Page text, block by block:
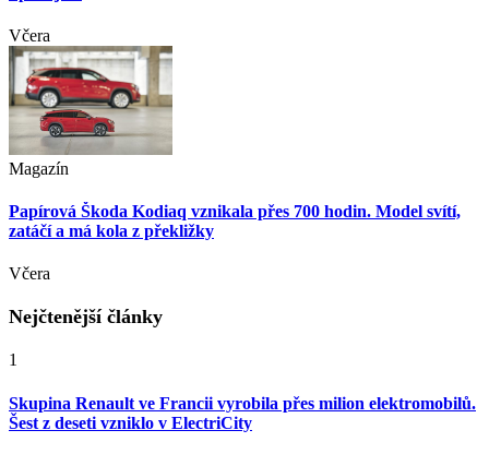
Včera
Magazín
Papírová Škoda Kodiaq vznikala přes 700 hodin. Model svítí,
zatáčí a má kola z překližky
Včera
Nejčtenější články
1
Skupina Renault ve Francii vyrobila přes milion elektromobilů.
Šest z deseti vzniklo v ElectriCity